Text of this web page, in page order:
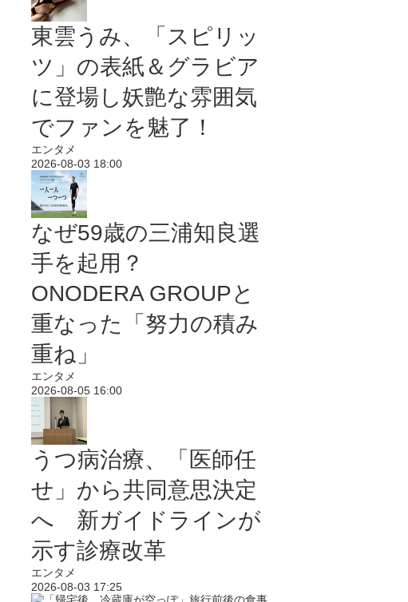
東雲うみ、「スピリッ
ツ」の表紙＆グラビア
に登場し妖艶な雰囲気
でファンを魅了！
エンタメ
2026-08-03 18:00
なぜ59歳の三浦知良選
手を起用？
ONODERA GROUPと
重なった「努力の積み
重ね」
エンタメ
2026-08-05 16:00
うつ病治療、「医師任
せ」から共同意思決定
へ 新ガイドラインが
示す診療改革
エンタメ
2026-08-03 17:25